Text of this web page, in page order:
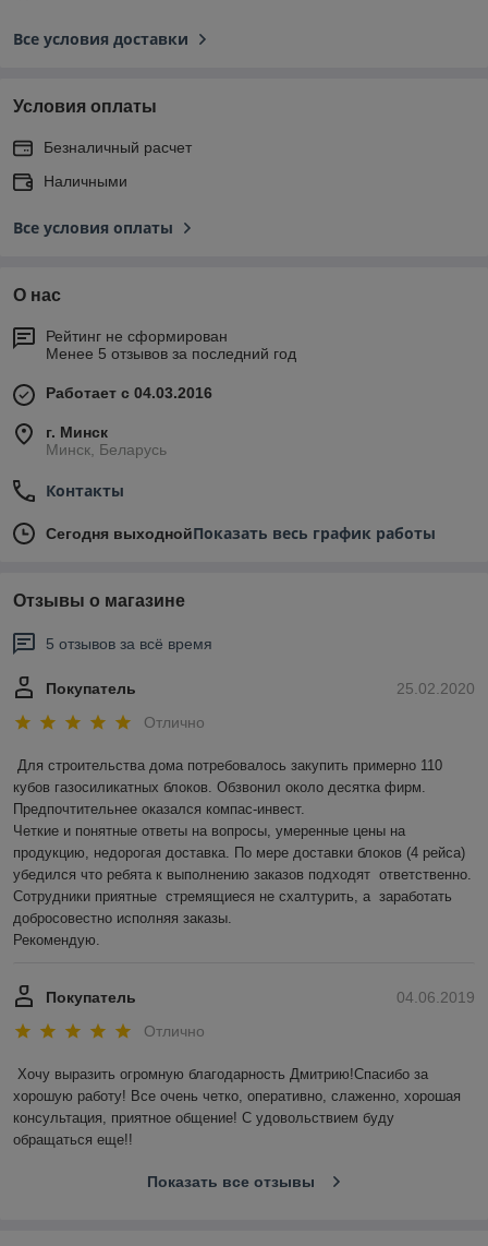
Все условия доставки
Условия оплаты
Безналичный расчет
Наличными
Все условия оплаты
О нас
Рейтинг не сформирован
Менее 5 отзывов за последний год
Работает с 04.03.2016
г. Минск
Минск, Беларусь
Контакты
Сегодня выходнойПоказать весь график работы
Отзывы о магазине
5 отзывов за всё время
25.02.2020
Покупатель
Отлично
Для строительства дома потребовалось закупить примерно 110
кубов газосиликатных блоков. Обзвонил около десятка фирм.
Предпочтительнее оказался компас-инвест.
Четкие и понятные ответы на вопросы, умеренные цены на
продукцию, недорогая доставка. По мере доставки блоков (4 рейса)
убедился что ребята к выполнению заказов подходят  ответственно.
Сотрудники приятные  стремящиеся не схалтурить, а  заработать
добросовестно исполняя заказы.
Рекомендую.
04.06.2019
Покупатель
Отлично
Хочу выразить огромную благодарность Дмитрию!Спасибо за
хорошую работу! Все очень четко, оперативно, слаженно, хорошая
консультация, приятное общение! С удовольствием буду
обращаться еще!!
Показать все отзывы